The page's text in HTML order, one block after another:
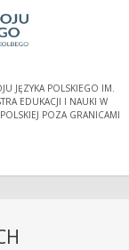
JĘZYKA POLSKIEGO IM.
EDUKACJI I NAUKI W
POZA GRANICAMI